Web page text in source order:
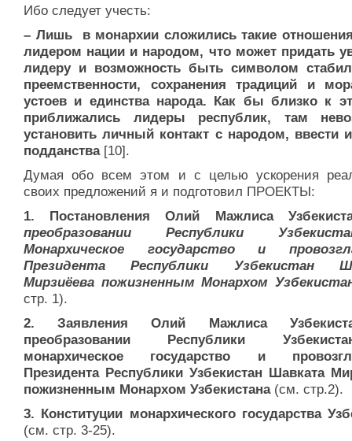
Ибо следует учесть:
– Лишь в монархии сложились такие
лидером нации и народом, что может придать
лидеру и возможность быть символом
преемственности, сохранения традиций и
устоев и единства народа. Как бы близко к
приближались лидеры республик, там
установить личный контакт с народом, ввести
подданства[10].
Думая обо всем этом и с целью ускорения
своих предложений я и подготовил ПРОЕКТЫ:
1.
Постановления Олий Мажлиса
преобразовании Республики
Монархическое государство и
Президента Республики Узбекистан
Мирзиёева пожизненным Монархом
стр. 1).
2. Заявления Олий Мажлиса
преобразовании Республики
монархическое государство и
Президента Республики Узбекистан Шавката
пожизненным Монархом Узбекистана (см. стр.2).
3. Конституции монархического государства
(см. стр. 3-25).